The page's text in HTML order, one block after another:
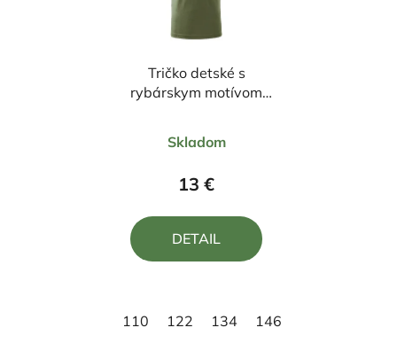
Tričko detské s
rybárskym motívom
hodnotenie
produktu
z
Skladom
13 €
DETAIL
110 122 134 146